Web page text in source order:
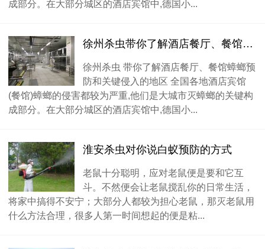
成部分。在大部分城区的酒店宾馆中,德国小...
徐州杀虫带你了解酒店餐厅、餐馆蟑螂预防和关键侵入的地区
徐州杀虫 带你了解酒店餐厅、餐馆蟑螂预
防和关键侵入的地区 全国各地酒店宾馆
(餐馆)蟑螂的侵害都较为严重,他们是大城市灭蟑螂的关键构
成部分。在大部分城区的酒店宾馆中,德国小...
淮安杀虫对你说白蚁预防的方式
老鼠十分聪明，应对老鼠便是要和它互
斗。不然便会让老鼠搅乱你的日常生活，
将家中搞得不安宁；大部分人都较为担心老鼠，那灭老鼠用
什么方法合理，很多人第一时间想起的便是粘...